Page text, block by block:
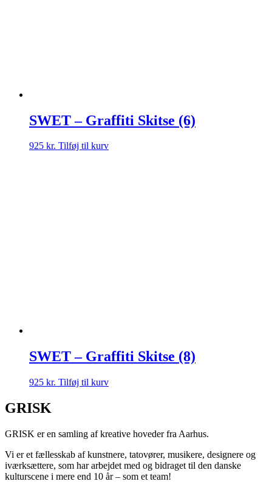
SWET – Graffiti Skitse (6)
925 kr. Tilføj til kurv
SWET – Graffiti Skitse (8)
925 kr. Tilføj til kurv
GRISK
GRISK er en samling af kreative hoveder fra Aarhus.
Vi er et fællesskab af kunstnere, tatovører, musikere, designere og
iværksættere, som har arbejdet med og bidraget til den danske
kulturscene i mere end 10 år – som et team!